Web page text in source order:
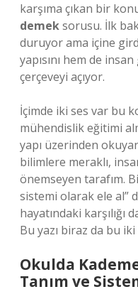
karşıma çıkan bir
demeksorusu. İlk
duruyor ama içine
yapısını hem de
çerçeveyi açıyor.
İçimde iki ses var bu
mühendislik eğitimi
yapı üzerinden
bilimlere meraklı,
önemseyen tarafım.
sistemi olarak ele al”
hayatındaki karşılığı
Bu yazı biraz da bu
Okulda
Tanım ve